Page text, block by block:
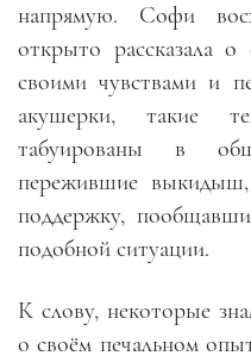
напрямую. Софи
открыто рассказала о
своими чувствами и
акушерки, такие
табуированы в
пережившие
поддержку,
подобной ситуации.
К слову, некоторые
о своём печальном